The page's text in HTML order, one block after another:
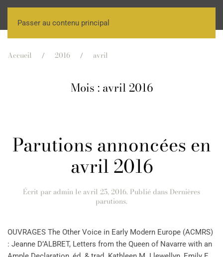
Passer au contenu principal
Accueil 2016 avril
Mois : avril 2016
Parutions annoncées en
avril 2016
Écrit paradmin leavril 25, 2016. Publié dans Dernières
parutions.
OUVRAGES The Other Voice in Early Modern Europe (ACMRS)
: Jeanne D’ALBRET, Letters from the Queen of Navarre with an